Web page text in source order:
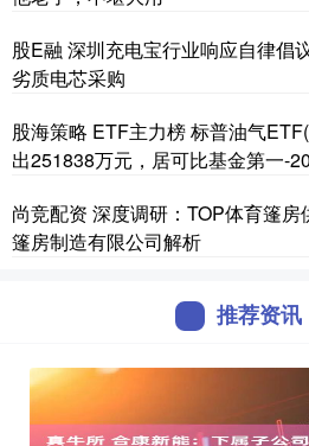
股E融 深圳充电宝行业响应自律倡
劣质电芯采购
股海策略 ETF主力榜 标普油气
出251838万元，居可比基金第一-
尚竞配资 深度调研：TOP体育篷
篷房制造有限公司解析
推荐资讯